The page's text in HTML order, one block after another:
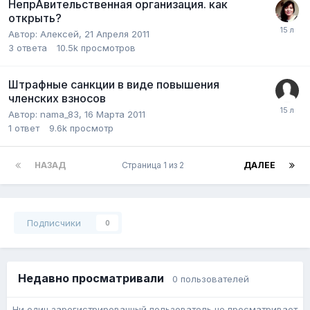
НепрАвительственная организация. как
открыть?
Автор: Алекceй, 21 Апреля 2011
3 ответа 10.5k просмотров
Штрафные санкции в виде повышения
членских взносов
Автор: nama_83, 16 Марта 2011
1 ответ 9.6k просмотр
НАЗАД ДАЛЕЕ
Страница 1 из 2
Подписчики 0
Недавно просматривали 0 пользователей